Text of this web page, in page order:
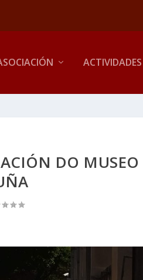
ACTIVIDADES
DO MUSEO